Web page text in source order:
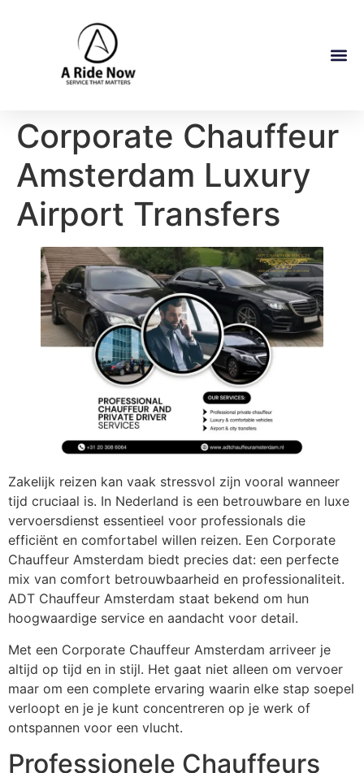
Corporate Chauffeur
Amsterdam Luxury
Airport Transfers
Zakelijk reizen kan vaak stressvol zijn vooral wanneer
tijd cruciaal is. In Nederland is een betrouwbare en luxe
vervoersdienst essentieel voor professionals die
efficiënt en comfortabel willen reizen. Een Corporate
Chauffeur Amsterdam biedt precies dat: een perfecte
mix van comfort betrouwbaarheid en professionaliteit.
ADT Chauffeur Amsterdam staat bekend om hun
hoogwaardige service en aandacht voor detail.
Met een Corporate Chauffeur Amsterdam arriveer je
altijd op tijd en in stijl. Het gaat niet alleen om vervoer
maar om een complete ervaring waarin elke stap soepel
verloopt en je je kunt concentreren op je werk of
ontspannen voor een vlucht.
Professionele Chauffeurs